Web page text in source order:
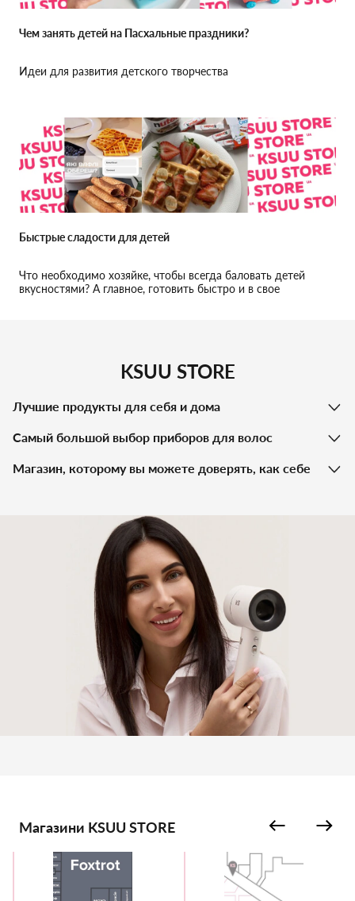
Чем занять детей на Пасхальные праздники?
Идеи для развития детского творчества
Быстрые сладости для детей
Что необходимо хозяйке, чтобы всегда баловать детей
вкусностями? А главное, готовить быстро и в свое
KSUU STORE
Лучшие продукты для себя и дома
Самый большой выбор приборов для волос
Магазин, которому вы можете доверять, как себе
Магазини KSUU STORE